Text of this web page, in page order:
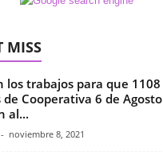
MISS
los trabajos para que 1108
de Cooperativa 6 de Agosto
al...
- noviembre 8, 2021